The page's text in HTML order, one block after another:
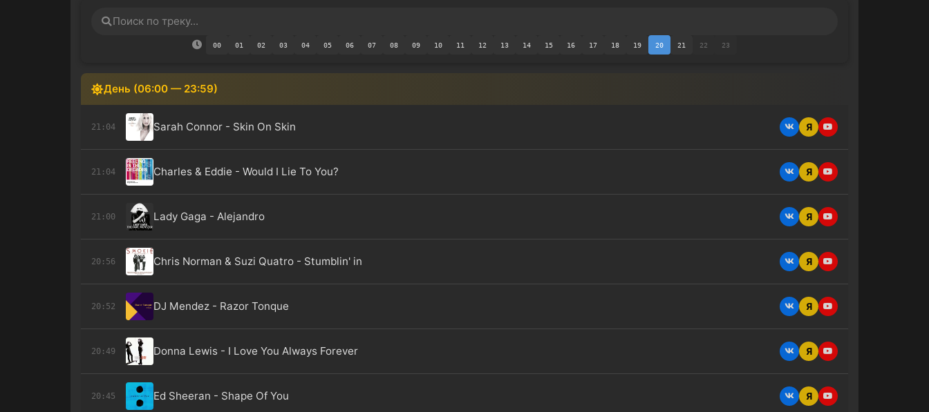
00 01 02 03 04 05 06 07 08 09 10 11 12 13 14 15 16 17 18 19 20 21 22 23
День (06:00 — 23:59)
21:04 Sarah Connor - Skin On Skin Я
21:04 Charles & Eddie - Would I Lie To You? Я
21:00 Lady Gaga - Alejandro Я
20:56 Chris Norman & Suzi Quatro - Stumblin' in Я
20:52 DJ Mendez - Razor Tonque Я
20:49 Donna Lewis - I Love You Always Forever Я
20:45 Ed Sheeran - Shape Of You Я